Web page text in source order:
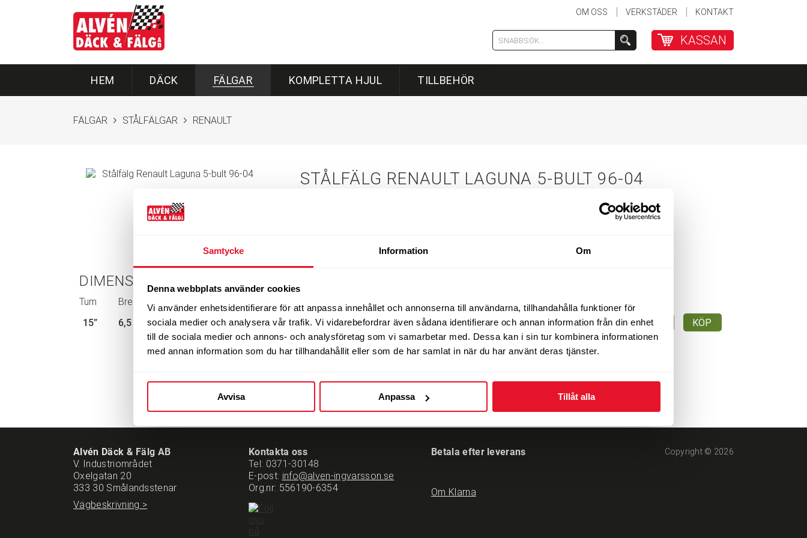
Samtycke Information Om
Denna webbplats använder cookies
Vi använder enhetsidentifierare för att anpassa innehållet och annonserna till användarna, tillhandahålla funktioner för
sociala medier och analysera vår trafik. Vi vidarebefordrar även sådana identifierare och annan information från din enhet
till de sociala medier och annons- och analysföretag som vi samarbetar med. Dessa kan i sin tur kombinera informationen
med annan information som du har tillhandahållit eller som de har samlat in när du har använt deras tjänster.
Avvisa Anpassa Tillåt alla
KONTAKT
VERKSTÄDER
OM OSS
KASSAN
HEM DÄCK FÄLGAR KOMPLETTA HJUL TILLBEHÖR
FÄLGAR STÅLFÄLGAR RENAULT
STÅLFÄLG RENAULT LAGUNA 5-BULT 96-04
DIMENSIONER
Tum Bredd Bultcirkel ET-mått
15”
6,5 5-108 50 60,1 2-3 dagars leveranstid KÖP
550kr/st
Alvén Däck & Fälg AB
V. Industriområdet
Oxelgatan 20
333 30 Smålandsstenar
Vägbeskrivning >
Kontakta oss
Tel: 0371-30148
E-post: info@alven-ingvarsson.se
Org.nr: 556190-6354
Betala efter leverans
Om Klarna
Copyright © 2026